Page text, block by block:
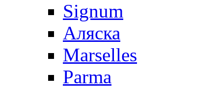
Signum
Аляска
Marselles
Parma